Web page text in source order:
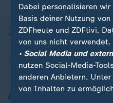
Dabei personalisieren
Basis deiner Nutzung
ZDFheute und ZDFtivi.
von uns nicht verwendet.
• Social Media und
nutzen Social-Media-
anderen Anbietern.
von Inhalten zu